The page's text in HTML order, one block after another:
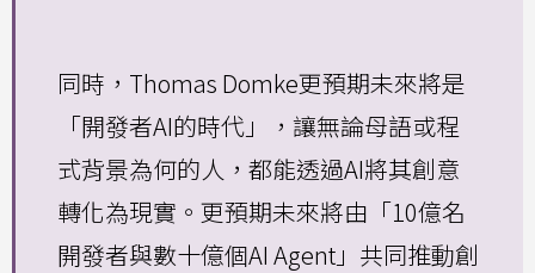
同時，Thomas Domke更預期未來將是
「開發者AI的時代」，讓無論母語或程
式背景為何的人，都能透過AI將其創意
轉化為現實。更預期未來將由「10億名
開發者與數十億個AI Agent」共同推動創